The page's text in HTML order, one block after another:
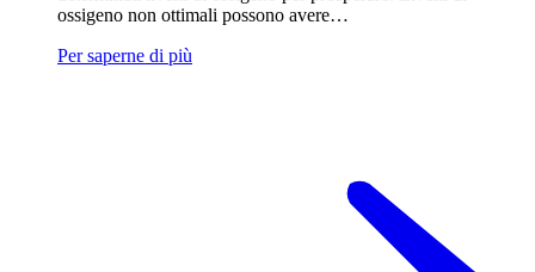
ossigeno non ottimali possono avere…
Per saperne di più